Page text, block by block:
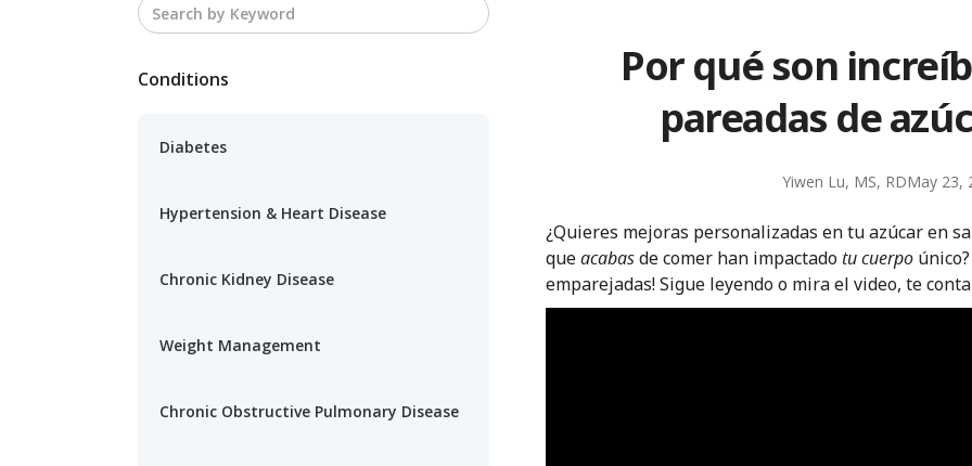
Conditions
Diabetes
Hypertension & Heart Disease
Chronic Kidney Disease
Weight Management
Chronic Obstructive Pulmonary Disease
Por qué son
pareadas de
Yiwen Lu, MS, RDMay 23,
¿Quieres mejoras personalizadas en tu azúcar en
queacabasde comer han impactadotucuerpoúnico?
emparejadas! Sigue leyendo o mira el video, te